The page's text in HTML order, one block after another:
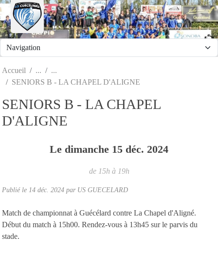
Accueil
SENIORS B - LA CHAPEL D'ALIGNE
SENIORS B - LA CHAPEL
D'ALIGNE
Le dimanche 15 déc. 2024
de 15h à 19h
Publié le 14 déc. 2024 par US GUECELARD
Match de championnat à Guécélard contre La Chapel d'Aligné.
Début du match à 15h00. Rendez-vous à 13h45 sur le parvis du
stade.
Panneau de gestion des cookies